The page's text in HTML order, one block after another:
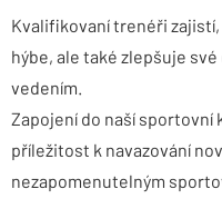
Kvalifikovaní trenéři
hýbe, ale také zlepšuje
vedením.
Zapojení do naší sportovní
příležitost k navazování
nezapomenutelným